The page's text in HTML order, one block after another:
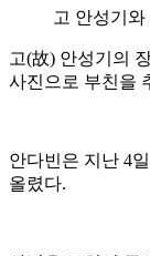
고 안성기와
고(故) 안성기의
사진으로 부친을
안다빈은 지난 4
올렸다.